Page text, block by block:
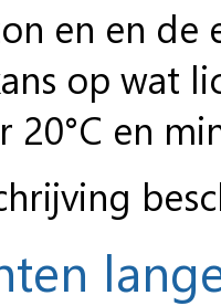
en en
op wat
en